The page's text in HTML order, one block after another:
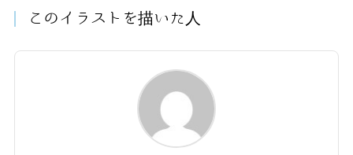
このイラストを描いた人